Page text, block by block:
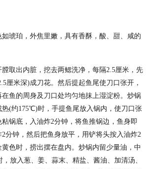
琥珀，外焦里嫩，具有香酥，酸、甜、咸的
取出内脏，挖去两鳃洗净，每隔2.5厘米，先
厘米深)成刀花。然后提起鱼尾使刀口张开，
鱼的周身及刀口处均匀地抹上湿淀粉。炒锅
(约175℃)时，手提鱼尾放入锅内，使刀口张
锅底，入油炸2分钟，将鱼推锅边，鱼身即
分钟，然后把鱼身放平，用铲将头按入油炸2
色时，捞出摆在盘内。炒锅内留少量油，中
放入葱、姜、蒜末、精盐、酱油、加清汤、